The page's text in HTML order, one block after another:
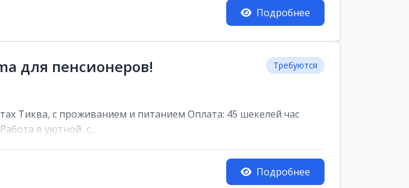
Подробнее
для пенсионеров! Требуются
Тиква, с проживанием и питанием Оплата: 45 шекелей час
в уютной, с...
Подробнее